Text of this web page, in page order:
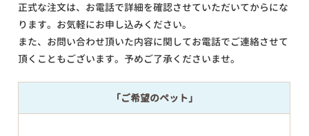
正式な注文は、お電話で詳細を確認させていただいてからにな
ります。お気軽にお申し込みください。
また、お問い合わせ頂いた内容に関してお電話でご連絡させて
頂くこともございます。予めご了承くださいませ。
「ご希望のペット」